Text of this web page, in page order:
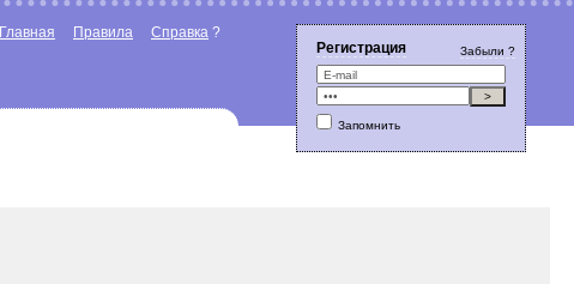
Главная Правила Справка ?
Регистрация Забыли ?
Запомнить